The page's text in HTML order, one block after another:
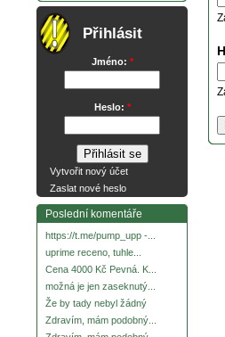
Přihlásit
Jméno: *
Heslo: *
Vytvořit nový účet
Zaslat nové heslo
Poslední komentáře
https://t.me/pump_upp -...
uprime receno, tuhle...
Cena 4000 Kč Pevná. K...
možná je jen zaseknutý...
Že by tady nebyl žádný
Zdravím, mám podobný...